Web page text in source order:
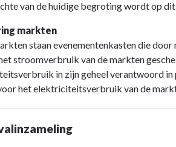
van de huidige begroting wordt op
markten
staan evenementenkasten die
stroomverbruik van de markten
in zijn geheel verantwoord in
het elektriciteitsverbruik van de